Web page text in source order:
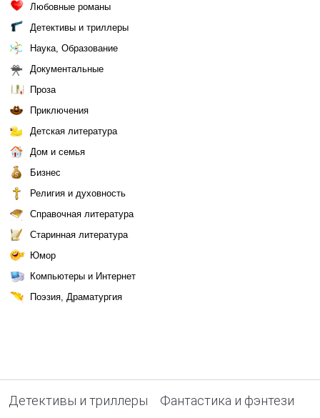
Любовные романы
Детективы и триллеры
Наука, Образование
Документальные
Проза
Приключения
Детская литература
Дом и семья
Бизнес
Религия и духовность
Справочная литература
Старинная литература
Юмор
Компьютеры и Интернет
Поэзия, Драматургия
Детективы и триллеры Фантастика и фэнтези